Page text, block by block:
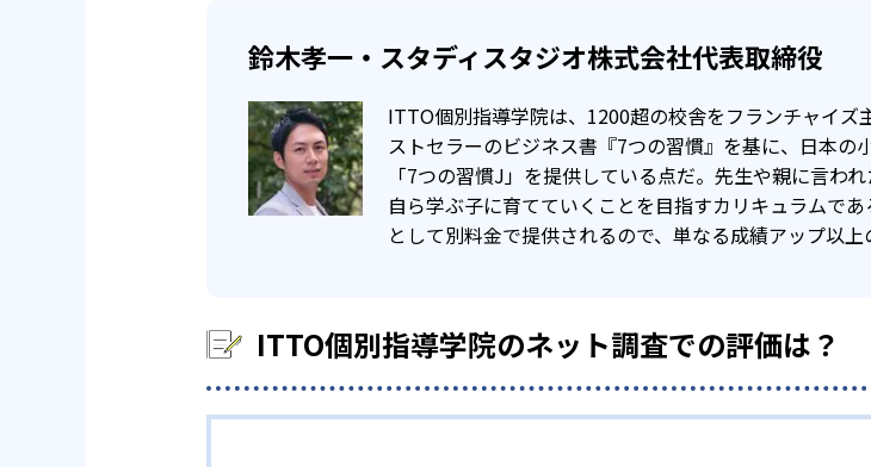
鈴木孝一・スタディスタジオ株式会社代表取締役
ITTO個別指導学院は、1200超の校舎をフランチャイ
ストセラーのビジネス書『7つの習慣』を基に、日本
「7つの習慣J」を提供している点だ。先生や親に言わ
自ら学ぶ子に育てていくことを目指すカリキュラムで
として別料金で提供されるので、単なる成績アップ以
ITTO個別指導学院のネット調査での評価は？